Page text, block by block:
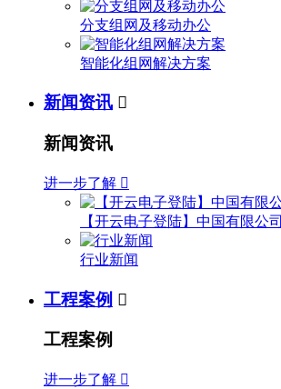
分支组网及移动办公
智能化组网解决方案
新闻资讯 
新闻资讯
进一步了解 
【开云电子登陆】中国有限公司
行业新闻
工程案例 
工程案例
进一步了解 